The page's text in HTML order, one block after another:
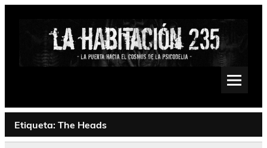
Saltar
Psychedelic, Stoner, Doom, Sludge, Fuzz, Space, Drone
Etiqueta: The Heads